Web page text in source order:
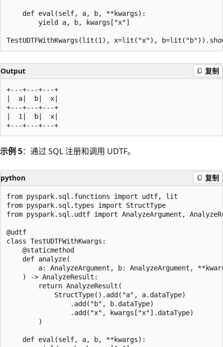
    def eval(self, a, b, **kwargs):
        yield a, b, kwargs["x"]
Output 复制
+---+---+---+
|  a|  b|  x|
+---+---+---+
|  1|  b|  x|
示例 5：通过 SQL 注册和调用 UDTF。
python 复制
from pyspark.sql.functions import udtf, lit
from pyspark.sql.types import StructType
from pyspark.sql.udtf import AnalyzeArgument,
@udtf
class TestUDTFWithKwargs:
    @staticmethod
    def analyze(
a: AnalyzeArgument, b: AnalyzeArgument,
    ) -> AnalyzeResult:
        return AnalyzeResult(
            StructType().add("a", a.dataType)
                .add("b", b.dataType)
                .add("x", kwargs["x"].dataType)
        )
    def eval(self, a, b, **kwargs):